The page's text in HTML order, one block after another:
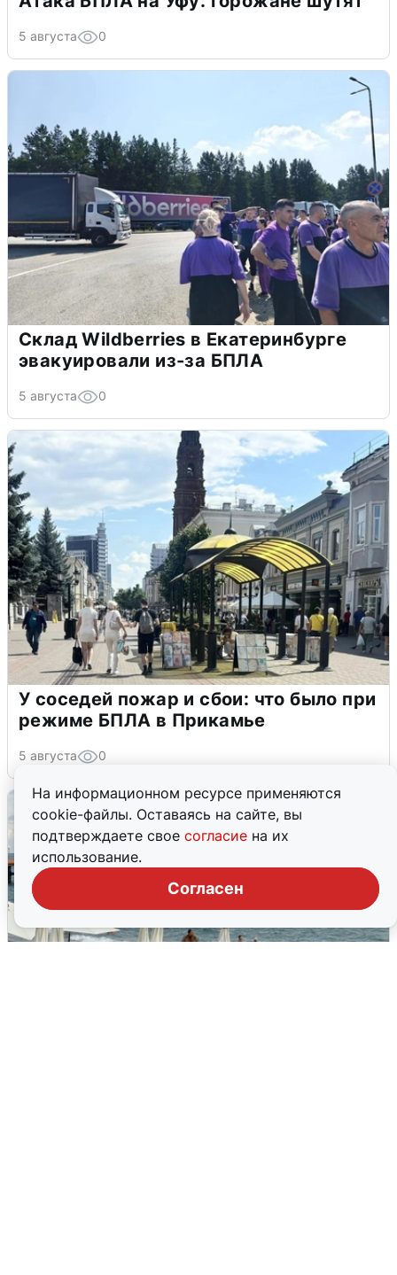
На информационном ресурсе применяются
cookie-файлы. Оставаясь на сайте, вы
подтверждаете свое согласие на их
использование.
Согласен
5 августа 0
Склад Wildberries в Екатеринбурге
эвакуировали из-за БПЛА
5 августа 0
У соседей пожар и сбои: что было при
режиме БПЛА в Прикамье
5 августа 0